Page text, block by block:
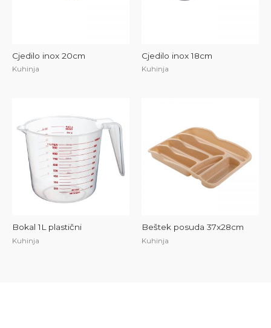
Cjedilo inox 20cm
Kuhinja
Cjedilo inox 18cm
Kuhinja
Bokal 1L plastični
Kuhinja
Beštek posuda 37x28cm
Kuhinja